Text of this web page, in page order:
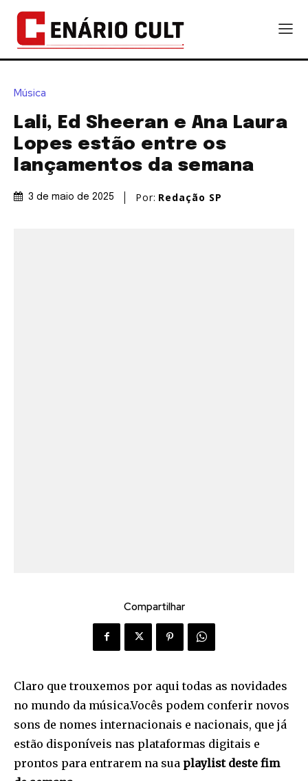
Música
Lali, Ed Sheeran e Ana Laura
Lopes estão entre os
lançamentos da semana
3 de maio de 2025 Por: Redação SP
Compartilhar
Claro que trouxemos por aqui todas as novidades
no mundo da música.Vocês podem conferir novos
sons de nomes internacionais e nacionais, que já
estão disponíveis nas plataformas digitais e
prontos para entrarem na sua playlist deste fim